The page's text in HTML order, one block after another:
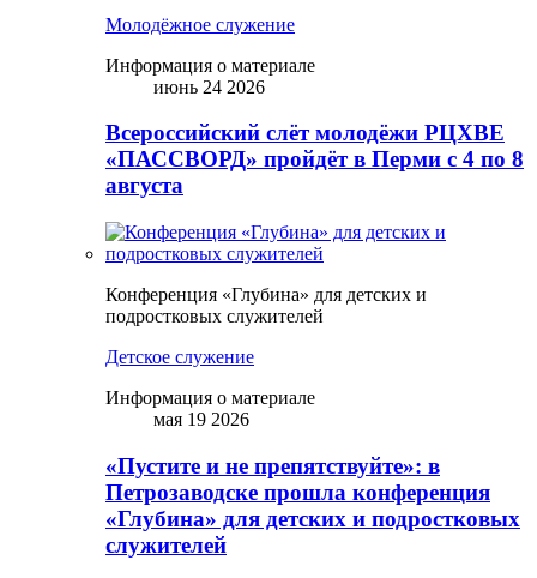
Молодёжное служение
Информация о материале
июнь 24 2026
Всероссийский слёт молодёжи РЦХВЕ
«ПАССВОРД» пройдёт в Перми с 4 по 8
августа
Конференция «Глубина» для детских и
подростковых служителей
Детское служение
Информация о материале
мая 19 2026
«Пустите и не препятствуйте»: в
Петрозаводске прошла конференция
«Глубина» для детских и подростковых
служителей